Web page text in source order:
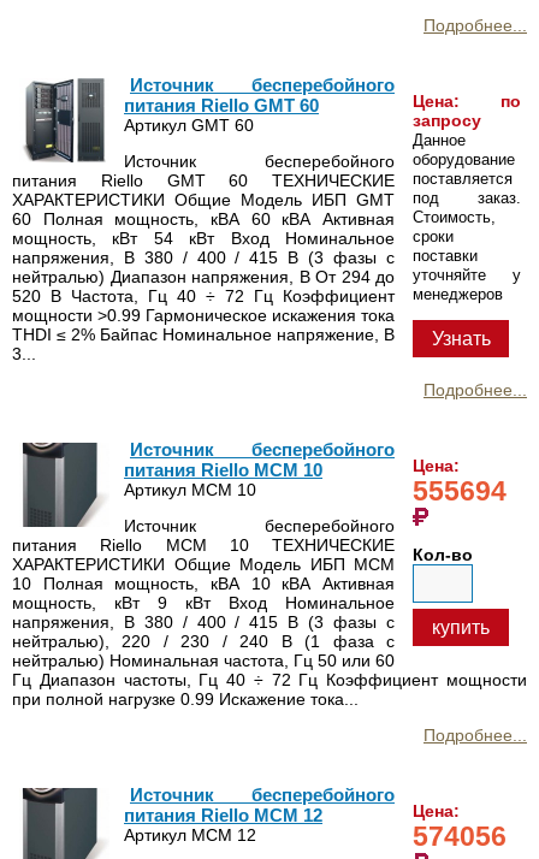
Подробнее...
Цена: по
запросу
Данное
оборудование
поставляется
под заказ.
Стоимость,
сроки
поставки
уточняйте у
менеджеров
Узнать
Источник бесперебойного
питания Riello GMT 60
Артикул GMT 60
Источник бесперебойного
питания Riello GMT 60 ТЕХНИЧЕСКИЕ
ХАРАКТЕРИСТИКИ Общие Модель ИБП GMT
60 Полная мощность, кВА 60 кВА Активная
мощность, кВт 54 кВт Вход Номинальное
напряжения, В 380 / 400 / 415 В (3 фазы c
нейтралью) Диапазон напряжения, В От 294 до
520 В Частота, Гц 40 ÷ 72 Гц Коэффициент
мощности >0.99 Гармоническое искажения тока
THDI ≤ 2% Байпас Номинальное напряжение, В
3...
Подробнее...
Цена:
555694
Кол-во
купить
Источник бесперебойного
питания Riello MCM 10
Артикул MCM 10
Источник бесперебойного
питания Riello MCM 10 ТЕХНИЧЕСКИЕ
ХАРАКТЕРИСТИКИ Общие Модель ИБП MCM
10 Полная мощность, кВА 10 кВА Активная
мощность, кВт 9 кВт Вход Номинальное
напряжения, В 380 / 400 / 415 В (3 фазы с
нейтралью), 220 / 230 / 240 В (1 фаза с
нейтралью) Номинальная частота, Гц 50 или 60
Гц Диапазон частоты, Гц 40 ÷ 72 Гц Коэффициент мощности
при полной нагрузке 0.99 Искажение тока...
Подробнее...
Цена:
574056
Источник бесперебойного
питания Riello MCM 12
Артикул MCM 12